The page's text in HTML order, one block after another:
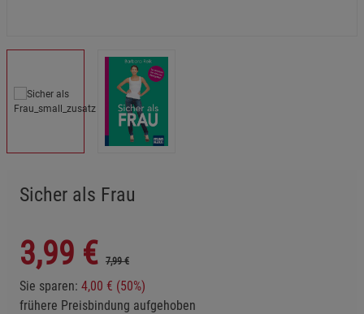
Sicher als Frau
3,99 € 7,99 €
Sie sparen: 4,00 € (50%)
frühere Preisbindung aufgehoben